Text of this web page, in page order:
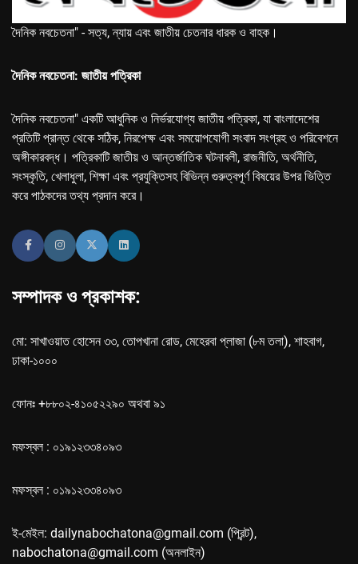
দৈনিক নবচেতনা" - সত্য, ন্যায় এবং জাতীয় চেতনার ধারক ও বাহক।
দৈনিক নবচেতনা: জাতীয় পত্রিকা
দৈনিক নবচেতনা" একটি আধুনিক ও নির্ভরযোগ্য জাতীয় পত্রিকা, যা বাংলাদেশের
প্রতিটি প্রান্ত থেকে সঠিক, নিরপেক্ষ এবং সময়োপযোগী সংবাদ সংগ্রহ ও পরিবেশনে
অঙ্গীকারবদ্ধ। পত্রিকাটি জাতীয় ও আন্তর্জাতিক ঘটনাবলী, রাজনীতি, অর্থনীতি,
সংস্কৃতি, খেলাধুলা, শিক্ষা এবং প্রযুক্তিসহ বিভিন্ন গুরুত্বপূর্ণ বিষয়ের উপর ভিত্তি
করে পাঠকদের তথ্য প্রদান করে।
সম্পাদক ও প্রকাশক:
মো: সাখাওয়াত হোসেন ৩৩, তোপখানা রোড, মেহেরবা প্লাজা (৮ম তলা), শাহবাগ,
ঢাকা-১০০০
ফোনঃ +৮৮০২-৪১০৫২২৯০ অথবা ৯১
মফস্বল : ০১৯১২৩৩৪০৯৩
মফস্বল : ০১৯১২৩৩৪০৯৩
ই-মেইল: dailynabochatona@gmail.com (প্রিন্ট),
nabochatona@gmail.com (অনলাইন)